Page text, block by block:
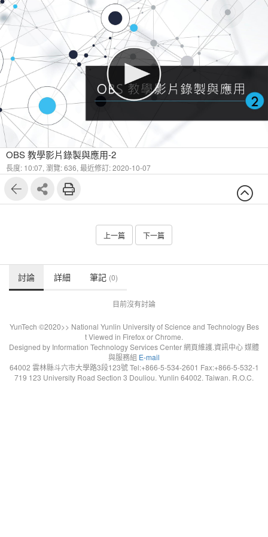
OBS 教學影片錄製與應用-2
長度: 10:07, 瀏覽: 636, 最近修訂: 2020-10-07
上一篇 下一篇
討論 詳細 筆記 (0)
目前沒有討論
YunTech ©2020>> National Yunlin University of Science and Technology Bes
t Viewed in Firefox or Chrome.
Designed by Information Technology Services Center 網頁維護.資訊中心 媒體
與服務組 E-mail
64002 雲林縣斗六市大學路3段123號 Tel:+866-5-534-2601 Fax:+866-5-532-1
719 123 University Road Section 3 Douliou. Yunlin 64002. Taiwan. R.O.C.